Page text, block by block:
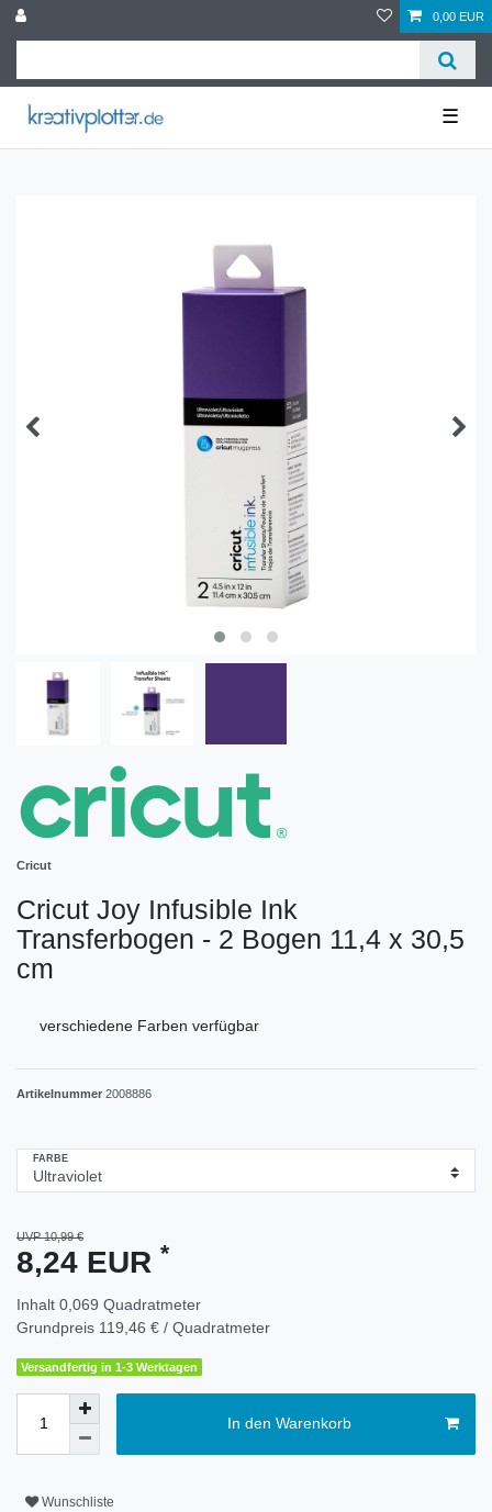
0,00 EUR
☰
Cricut
Cricut Joy Infusible Ink
Transferbogen - 2 Bogen 11,4 x 30,5
cm
verschiedene Farben verfügbar
Artikelnummer 2008886
FARBE
UVP 10,99 €
8,24 EUR *
Inhalt 0,069 Quadratmeter
Grundpreis 119,46 € / Quadratmeter
Versandfertig in 1-3 Werktagen
In den Warenkorb
Wunschliste